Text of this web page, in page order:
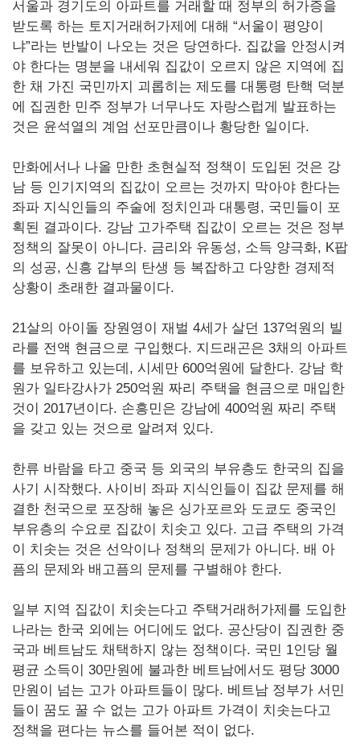
서울과 경기도의 아파트를 거래할 때 정부의 허가증을
받도록 하는 토지거래허가제에 대해 “서울이 평양이
냐”라는 반발이 나오는 것은 당연하다. 집값을 안정시켜
야 한다는 명분을 내세워 집값이 오르지 않은 지역에 집
한 채 가진 국민까지 괴롭히는 제도를 대통령 탄핵 덕분
에 집권한 민주 정부가 너무나도 자랑스럽게 발표하는
것은 윤석열의 계엄 선포만큼이나 황당한 일이다.
만화에서나 나올 만한 초현실적 정책이 도입된 것은 강
남 등 인기지역의 집값이 오르는 것까지 막아야 한다는
좌파 지식인들의 주술에 정치인과 대통령, 국민들이 포
획된 결과이다. 강남 고가주택 집값이 오르는 것은 정부
정책의 잘못이 아니다. 금리와 유동성, 소득 양극화, K팝
의 성공, 신흥 갑부의 탄생 등 복잡하고 다양한 경제적
상황이 초래한 결과물이다.
21살의 아이돌 장원영이 재벌 4세가 살던 137억원의 빌
라를 전액 현금으로 구입했다. 지드래곤은 3채의 아파트
를 보유하고 있는데, 시세만 600억원에 달한다. 강남 학
원가 일타강사가 250억원 짜리 주택을 현금으로 매입한
것이 2017년이다. 손흥민은 강남에 400억원 짜리 주택
을 갖고 있는 것으로 알려져 있다.
한류 바람을 타고 중국 등 외국의 부유층도 한국의 집을
사기 시작했다. 사이비 좌파 지식인들이 집값 문제를 해
결한 천국으로 포장해 놓은 싱가포르와 도쿄도 중국인
부유층의 수요로 집값이 치솟고 있다. 고급 주택의 가격
이 치솟는 것은 선악이나 정책의 문제가 아니다. 배 아
픔의 문제와 배고픔의 문제를 구별해야 한다.
일부 지역 집값이 치솟는다고 주택거래허가제를 도입한
나라는 한국 외에는 어디에도 없다. 공산당이 집권한 중
국과 베트남도 채택하지 않는 정책이다. 국민 1인당 월
평균 소득이 30만원에 불과한 베트남에서도 평당 3000
만원이 넘는 고가 아파트들이 많다. 베트남 정부가 서민
들이 꿈도 꿀 수 없는 고가 아파트 가격이 치솟는다고
정책을 편다는 뉴스를 들어본 적이 없다.